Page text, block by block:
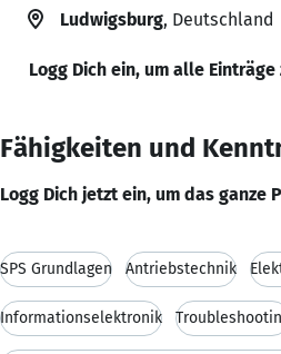
Ludwigsburg, Deutschland
Logg Dich ein, um alle Einträge
Fähigkeiten und
Logg Dich jetzt ein, um das ganze
SPS Grundlagen Antriebstechnik
Informationselektronik